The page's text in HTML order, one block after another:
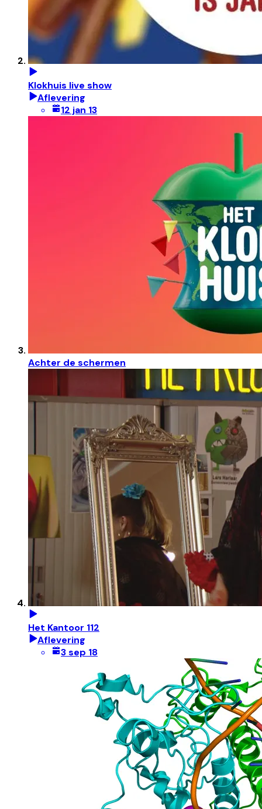
Klokhuis live show
Aflevering
12 jan 13
Achter de schermen
Het Kantoor 112
Aflevering
3 sep 18